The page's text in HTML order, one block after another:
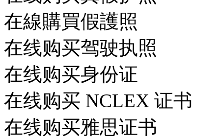
在線購買假護照​
在线购买驾驶执照​
在线购买身份证​
在线购买 NCLEX 证书​
在线购买雅思证书​